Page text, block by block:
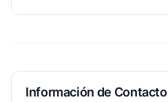
Información de Contacto